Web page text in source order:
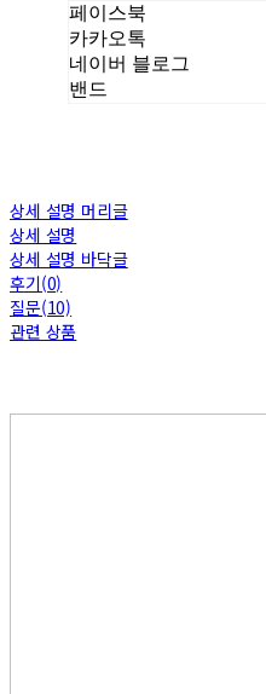
페이스북
카카오톡
네이버 블로그
밴드
상세 설명 머리글
상세 설명
상세 설명 바닥글
후기(0)
질문(10)
관련 상품